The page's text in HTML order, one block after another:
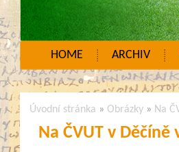
HOME ARCHIV
Úvodní stránka » Obrázky » Na
Na ČVUT v